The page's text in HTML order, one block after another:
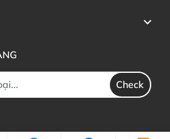
Check